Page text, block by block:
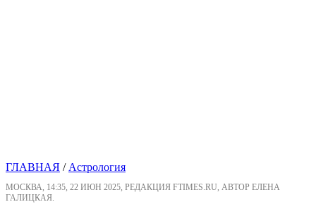
ГЛАВНАЯ /Астрология
МОСКВА, 14:35, 22 ИЮН 2025, РЕДАКЦИЯ FTIMES.RU, АВТОР ЕЛЕНА
ГАЛИЦКАЯ.